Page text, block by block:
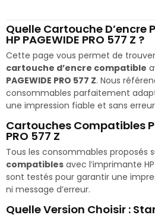
Quelle Cartouche D’encre
HP PAGEWIDE PRO 577 Z ?
Cette page vous permet de
cartouche d’encre compatible
PAGEWIDE PRO 577 Z. Nous
consommables parfaitement
une impression fiable et sans
Cartouches Compatibles
PRO 577 Z
Tous les consommables proposés
compatibles avec l’imprimante HP
sont testés pour garantir une
ni message d’erreur.
Quelle Version Choisir :